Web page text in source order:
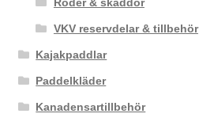
VKV reservdelar & tillbehör
Kajakpaddlar
Paddelkläder
Kanadensartillbehör